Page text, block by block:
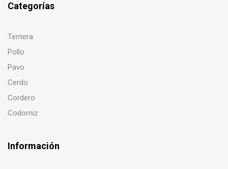
Categorías
Ternera
Pollo
Pavo
Cerdo
Cordero
Codorniz
Información